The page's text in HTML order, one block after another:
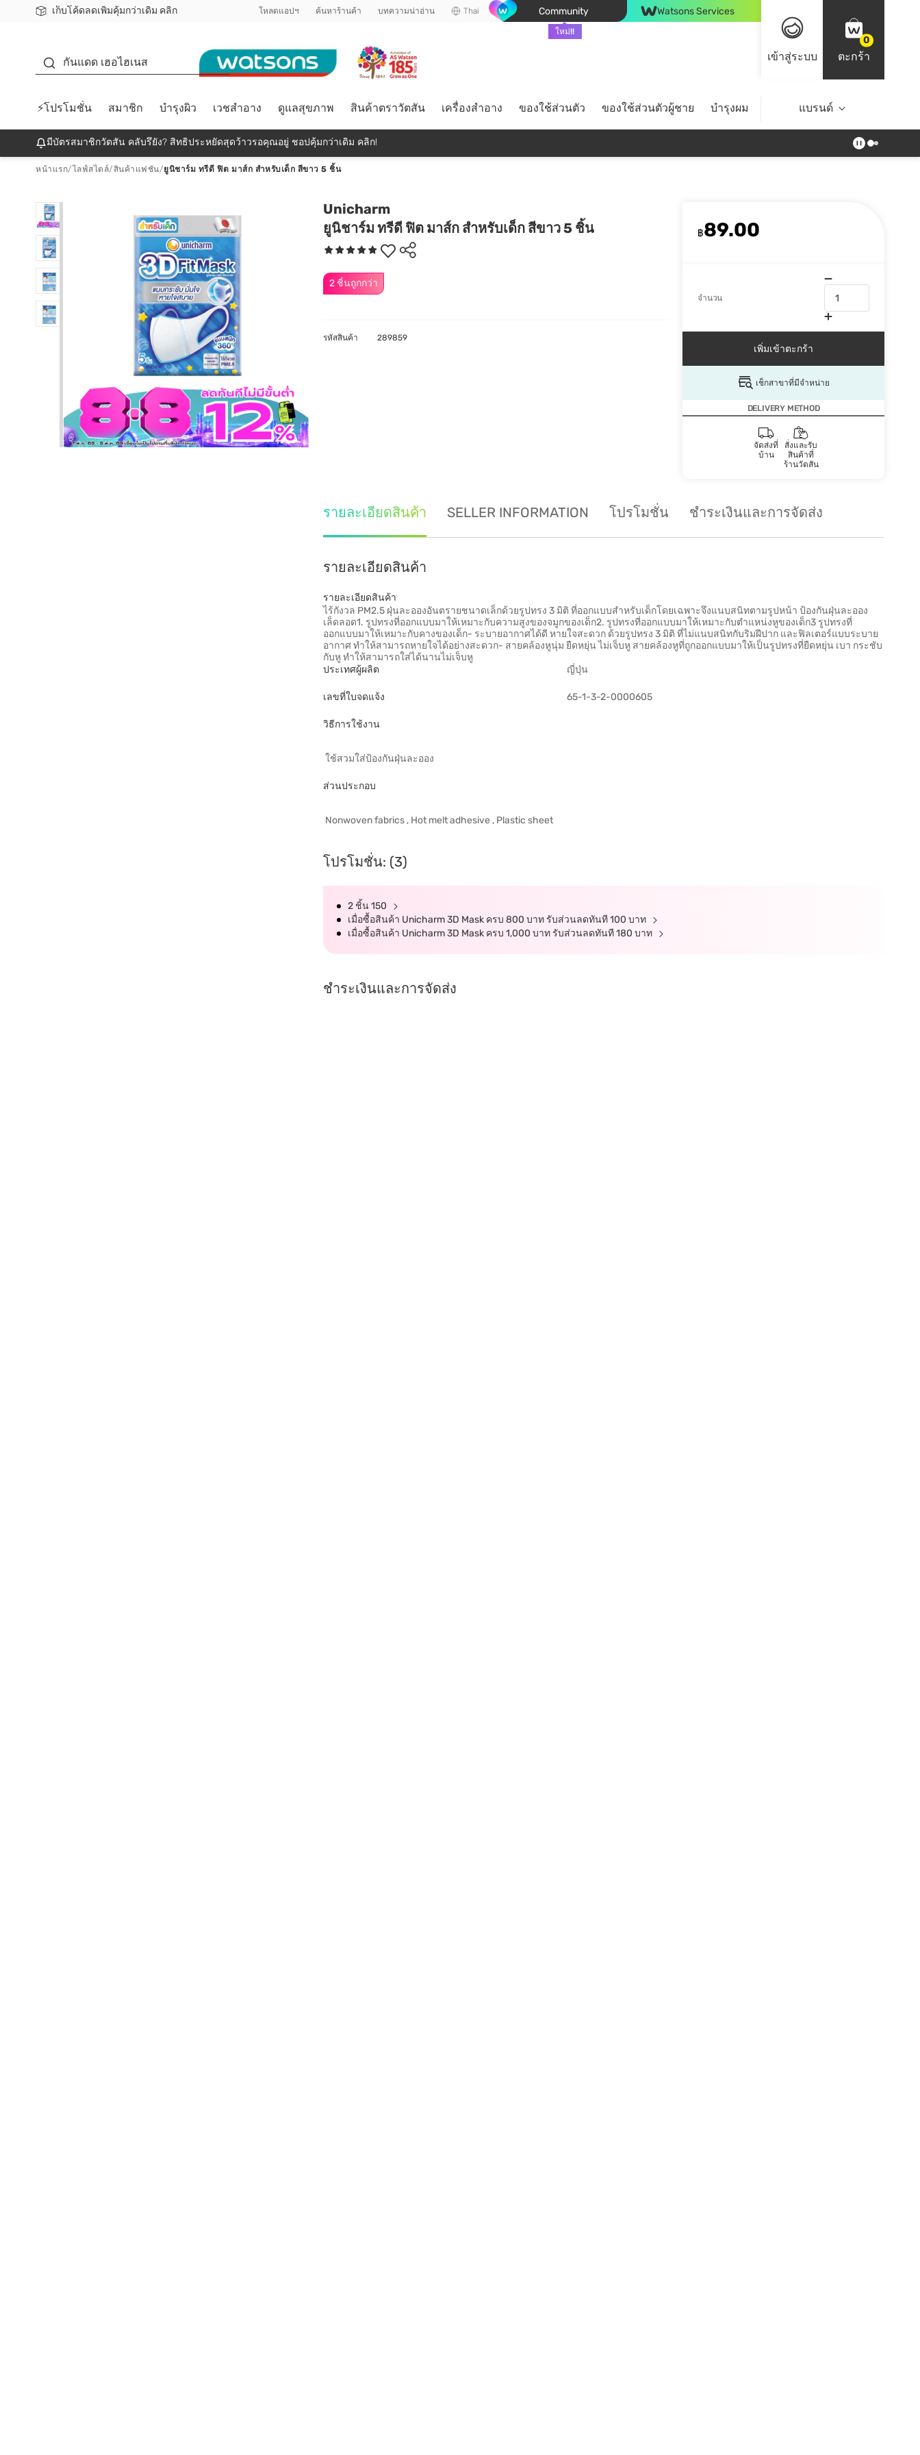
เก็บโค้ดลดเพิ่มคุ้มกว่าเดิม คลิก
ชอปออนไลน์ครั้งแรก ลดเพิ่มจุก ๆ 10%! 🎉
📦ส่งฟรี! เมื่อชอป 499฿
สมาชิกวัตสัน คลับดียังไง? โหลดแอปฯ ค้นหาร้านค้า บทความน่าอ่าน Thai Community
ใหม่!!
Watsons Services
เข้าสู่ระบบ
0
ตะกร้า
กันแดด เฮอไฮเนส
⚡โปรโมชั่น สมาชิก บำรุงผิว เวชสำอาง ดูแลสุขภาพ สินค้าตราวัตสัน เครื่องสำอาง ของใช้ส่วนตัว ของใช้ส่วนตัวผู้ชาย บำรุงผม ไลฟ์สไตล์ Top Brands
แบรนด์
มีบัตรสมาชิกวัตสัน คลับรึยัง? สิทธิประหยัดสุดว้าวรอคุณอยู่ ชอปคุ้มกว่าเดิม คลิก!
หน้าแรก/ไลฟ์สไตล์/สินค้าแฟชัน/ยูนิชาร์ม ทรีดี ฟิต มาส์ก สำหรับเด็ก สีขาว 5 ชิ้น
Unicharm
ยูนิชาร์ม ทรีดี ฟิต มาส์ก สำหรับเด็ก สีขาว 5 ชิ้น
2 ชิ้นถูกกว่า
฿89.00
จำนวน
เพิ่มเข้าตะกร้า
เช็กสาขาที่มีจำหน่าย
DELIVERY METHOD
จัดส่งที่
บ้าน
สั่งและรับ
สินค้าที่
ร้านวัตสัน
รหัสสินค้า 289859
รายละเอียดสินค้า SELLER INFORMATION โปรโมชั่น ชำระเงินและการจัดส่ง
รายละเอียดสินค้า
รายละเอียดสินค้า
ไร้กังวล PM2.5 ฝุ่นละอองอันตรายชนาดเล็กด้วยรูปทรง 3 มิติ ที่ออกแบบสำหรับเด็กโดยเฉพาะจึงแนบสนิทตามรูปหน้า ป้องกันฝุ่นละออง
เล็ดลอด1. รูปทรงที่ออกแบบมาให้เหมาะกับความสูงของจมูกของเด็ก2. รูปทรงที่ออกแบบมาให้เหมาะกับตำแหน่งหูของเด็ก3 รูปทรงที่
ออกแบบมาให้เหมาะกับคางของเด็ก- ระบายอากาศได้ดี หายใจสะดวก ด้วยรูปทรง 3 มิติ ที่ไม่แนบสนิทกับริมฝีปาก และฟิลเตอร์แบบระบาย
อากาศ ทำให้สามารถหายใจได้อย่างสะดวก- สายคล้องหูนุ่ม ยืดหยุ่น ไม่เจ็บหู สายคล้องหูที่ถูกออกแบบมาให้เป็นรูปทรงที่ยืดหยุ่น เบา กระชับ
กับหู ทำให้สามารถใส่ได้นานไม่เจ็บหู
ประเทศผู้ผลิต
ญี่ปุ่น
เลขที่ใบจดแจ้ง 65-1-3-2-0000605
วิธีการใช้งาน
ใช้สวมใส่ป้องกันฝุ่นละออง
ส่วนประกอบ
Nonwoven fabrics , Hot melt adhesive , Plastic sheet
โปรโมชั่น: (3)
2 ชิ้น 150
เมื่อซื้อสินค้า Unicharm 3D Mask ครบ 800 บาท รับส่วนลดทันที 100 บาท
เมื่อซื้อสินค้า Unicharm 3D Mask ครบ 1,000 บาท รับส่วนลดทันที 180 บาท
ชำระเงินและการจัดส่ง